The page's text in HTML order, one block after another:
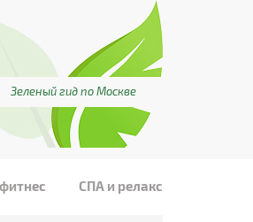
Зеленый гид по Москве
СПА и релакс